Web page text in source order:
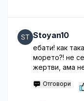
Stoyan10
ебати! как
морето?! не
жертви, ама
Отговори